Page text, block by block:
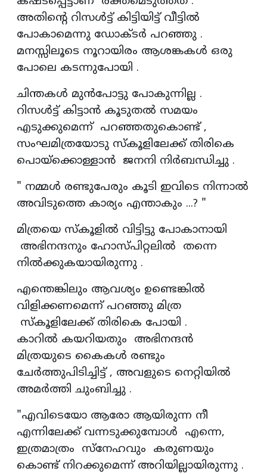
അതിന്റെ റിസൾട്ട് കിട്ടിയിട്ട് വീട്ടിൽ
പോകാമെന്നു ഡോക്ടർ പറഞ്ഞു .
മനസ്സിലൂടെ നൂറായിരം ആശങ്കകൾ ഒരു
പോലെ കടന്നുപോയി .
ചിന്തകൾ മുൻപോട്ടു പോകുന്നില്ല .
റിസൾട്ട് കിട്ടാൻ കൂടുതൽ സമയം
എടുക്കുമെന്ന് പറഞ്ഞതുകൊണ്ട് ,
സംഘമിത്രയോടു സ്കൂളിലേക്ക് തിരികെ
പൊയ്ക്കൊള്ളാൻ ജനനി നിർബന്ധിച്ചു .
" നമ്മൾ രണ്ടുപേരും കൂടി ഇവിടെ നിന്നാൽ
അവിടുത്തെ കാര്യം എന്താകും ...? "
മിത്രയെ സ്കൂളിൽ വിട്ടിട്ടു പോകാനായി
അഭിനന്ദനും ഹോസ്പിറ്റലിൽ തന്നെ
നിൽക്കുകയായിരുന്നു .
എന്തെങ്കിലും ആവശ്യം ഉണ്ടെങ്കിൽ
വിളിക്കണമെന്ന് പറഞ്ഞു മിത്ര
സ്കൂളിലേക്ക് തിരികെ പോയി .
കാറിൽ കയറിയതും അഭിനന്ദൻ
മിത്രയുടെ കൈകൾ രണ്ടും
ചേർത്തുപിടിച്ചിട്ട് , അവളുടെ നെറ്റിയിൽ
അമർത്തി ചുംബിച്ചു .
"എവിടെയോ ആരോ ആയിരുന്ന നീ
എന്നിലേക്ക്‌ വന്നടുക്കുമ്പോൾ എന്നെ,
ഇത്രമാത്രം സ്നേഹവും കരുണയും
കൊണ്ട് നിറക്കുമെന്ന് അറിയില്ലായിരുന്നു .